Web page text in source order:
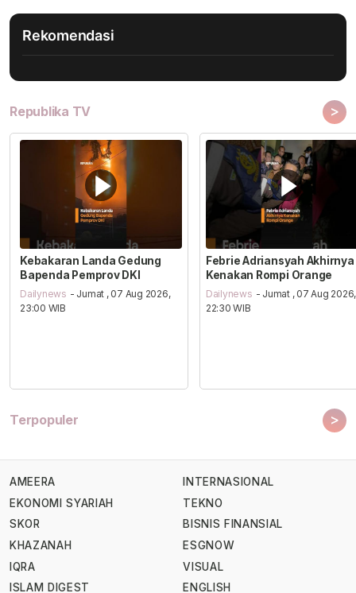
Rekomendasi
Republika TV >
Kebakaran Landa Gedung
Bapenda Pemprov DKI
Dailynews - Jumat , 07 Aug 2026,
23:00 WIB
Febrie Adriansyah Akhirnya
Kenakan Rompi Orange
Dailynews - Jumat , 07 Aug 2026,
22:30 WIB
Terpopuler >
AMEERA
EKONOMI SYARIAH
SKOR
KHAZANAH
IQRA
ISLAM DIGEST
INTERNASIONAL
TEKNO
BISNIS FINANSIAL
ESGNOW
VISUAL
ENGLISH